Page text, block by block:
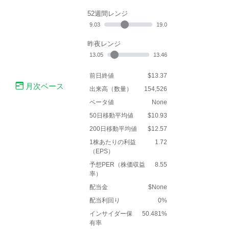
月次ベース
52週間レンジ
9.03 19.0
昨夜レンジ
13.05 13.46
前日終値
$13.37
出来高（数量）
154,526
ベータ値
None
50日移動平均値
$10.93
200日移動平均値
$12.57
1株あたりの利益
（EPS）
1.72
予想PER（株価収益
率）
8.55
配当金
$None
配当利回り
0%
インサイダー保
有率
50.481%